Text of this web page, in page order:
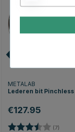
METALAB
Lederen bit Pinchless
€127.95
Beoordeling: (7)